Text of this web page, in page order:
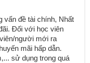
vấn đề tài chính, Nhất
Đối với học viên
người mới ra
mãi hấp dẫn.
sử dụng trong quá